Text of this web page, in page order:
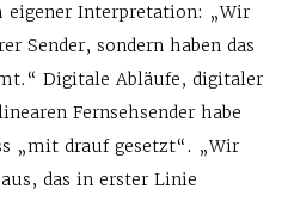
eigener Interpretation: „Wir
Sender, sondern haben das
Digitale Abläufe, digitaler
Fernsehsender habe
„mit drauf gesetzt“. „Wir
das in erster Linie